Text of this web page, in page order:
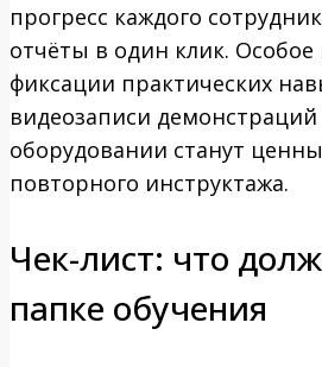
прогресс каждого
отчёты в один клик.
фиксации практических
видеозаписи
оборудовании станут
повторного инструктажа.
Чек-лист: что
папке обучения